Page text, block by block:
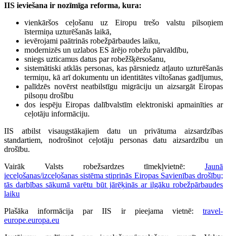
IIS ieviešana ir nozīmīga reforma, kura:
vienkāršos ceļošanu uz Eiropu trešo valstu pilsoņiem
īstermiņa uzturēšanās laikā,
ievērojami paātrinās robežpārbaudes laiku,
modernizēs un uzlabos ES ārējo robežu pārvaldību,
sniegs uzticamus datus par robežšķērsošanu,
sistemātiski atklās personas, kas pārsniedz atļauto uzturēšanās
termiņu, kā arī dokumentu un identitātes viltošanas gadījumus,
palīdzēs novērst neatbilstīgu migrāciju un aizsargāt Eiropas
pilsoņu drošību
dos iespēju Eiropas dalībvalstīm elektroniski apmainīties ar
ceļotāju informāciju.
IIS atbilst visaugstākajiem datu un privātuma aizsardzības
standartiem, nodrošinot ceļotāju personas datu aizsardzību un
drošību.
Vairāk Valsts robežsardzes tīmekļvietnē: Jaunā
ieceļošanas/izceļošanas sistēma stiprinās Eiropas Savienības drošību;
tās darbības sākumā varētu būt jārēķinās ar ilgāku robežpārbaudes
laiku
Plašāka informācija par IIS ir pieejama vietnē: travel-
europe.europa.eu